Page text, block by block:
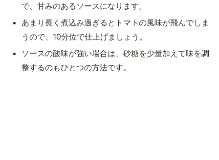
で、甘みのあるソースになります。
あまり長く煮込み過ぎるとトマトの風味が飛んでしま
うので、10分位で仕上げましょう。
ソースの酸味が強い場合は、砂糖を少量加えて味を調
整するのもひとつの方法です。